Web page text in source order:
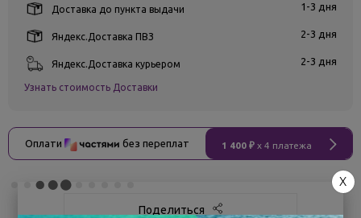
Доставка до пункта выдачи 1-3 дня
Яндекс.Доставка ПВЗ 2-3 дня
Яндекс.Доставка курьером 2-3 дня
Узнать стоимость Доставки
Оплати без переплат 1 400 ₽ x 4 платежа
Поделиться
X